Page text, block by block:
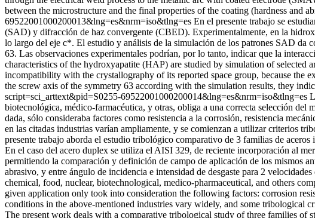
between the microstructure and the final properties of the coating (hardness and
69522001000200013&lng=es&nrm=iso&tlng=es En el presente trabajo se
(SAD) y difracción de haz convergente (CBED). Experimentalmente, en la
lo largo del eje c*. El estudio y análisis de la simulación de los patrones SAD da
63. Las observaciones experimentales podrían, por lo tanto, indicar que la
characteristics of the hydroxyapatite (HAP) are studied by simulation of
incompatibility with the crystallography of its reported space group, because the
the screw axis of the symmetry 63 according with the simulation results, they
script=sci_arttext&pid=S0255-69522001000200014&lng=es&nrm=iso&tlng=es
biotecnológica, médico-farmacéutica, y otras, obliga a una correcta selección del
dada, sólo consideraba factores como resistencia a la corrosión, resistencia
en las citadas industrias varían ampliamente, y se comienzan a utilizar criterios
presente trabajo aborda el estudio tribológico comparativo de 3 familias de
En el caso del acero duplex se utiliza el AISI 329, de reciente incorporación al
permitiendo la comparación y definición de campo de aplicación de los mismos
abrasivo, y entre ángulo de incidencia e intensidad de desgaste para 2
chemical, food, nuclear, biotechnological, medico-pharmaceutical, and others
given application only took into consideration the following factors: corrosion
conditions in the above-mentioned industries vary widely, and some tribological
The present work deals with a comparative tribological study of three families of